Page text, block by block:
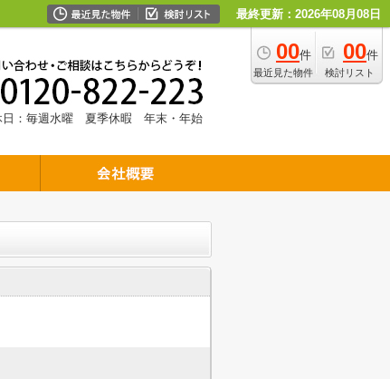
最終更新：2026年08月08日
00件
最近見た物件
00件
検討リスト
日：毎週水曜 夏季休暇 年末・年始